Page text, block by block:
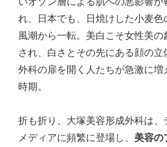
れ、日本でも、日焼けした小麦色
風潮から一転。美白こそ女性美
され、白さとその先にある顔の
外科の扉を開く人たちが急激に増
時期。
折も折り、大塚美容形成外科は、
メディアに頻繁に登場し、 美容の